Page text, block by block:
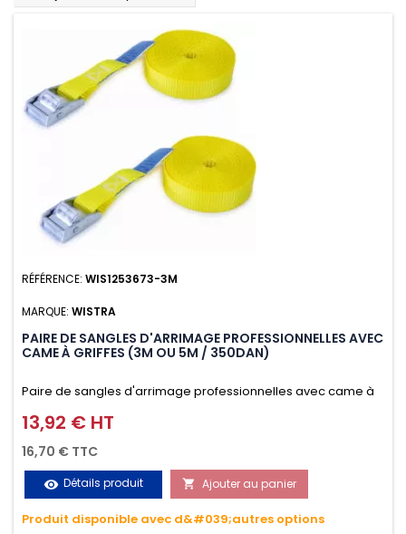
RÉFÉRENCE: WIS1253673-3M
MARQUE: WISTRA
PAIRE DE SANGLES D'ARRIMAGE PROFESSIONNELLES AVEC
CAME À GRIFFES (3M OU 5M / 350DAN)
Paire de sangles d'arrimage professionnelles avec came à
griffes (3M ou 5M / 350daN), simple et rapide d'utilisation.
Permet d'arrimer et de sécuriser vos chargements pendant
le transport. Matière polyester très résistante aux UV et aux
variations de températures, n'absorbe pas l'eau.
Prix
13,92 € HT
16,70 € TTC
visibility Détails produit  Ajouter au panier
Produit disponible avec d&#039;autres options